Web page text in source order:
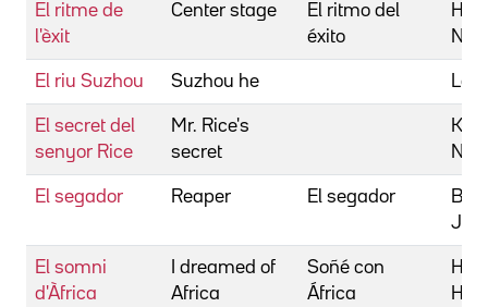
El ritme de
l'èxit
Center stage
El ritmo del
éxito
El riu Suzhou Suzhou he Lou
El secret del
senyor Rice
Mr. Rice's
secret
El segador Reaper El segador
El somni
d'Àfrica
I dreamed of
Africa
Soñé con
África